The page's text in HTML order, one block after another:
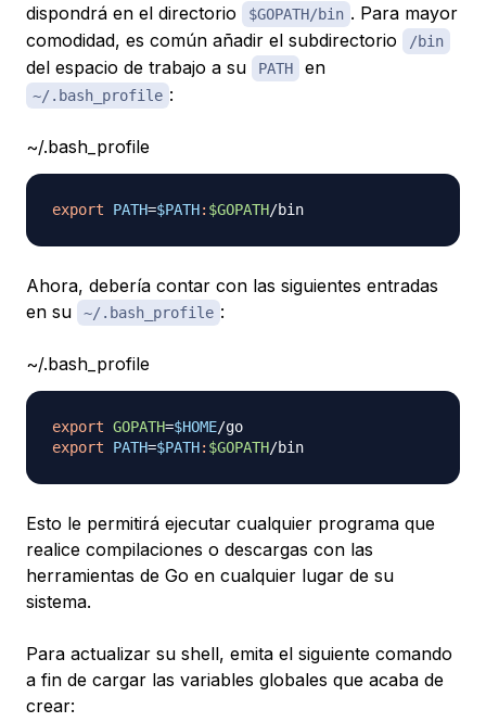
dispondrá en el directorio
$GOPATH/bin . Para mayor
comodidad, es común añadir el subdirectorio
/bin
del espacio de trabajo a su PATH en
~/.bash_profile :
~/.bash_profile
export PATH=$PATH: $GOPATH
Ahora, debería contar con las siguientes entradas
en su
~/.bash_profile :
~/.bash_profile
export GOPATH=$HOME
export
PATH=$PATH: $GOPATH
Esto le permitirá ejecutar cualquier programa que
realice compilaciones o descargas con las
herramientas de Go en cualquier lugar de su
sistema.
Para actualizar su shell, emita el siguiente comando
a fin de cargar las variables globales que acaba de
crear: